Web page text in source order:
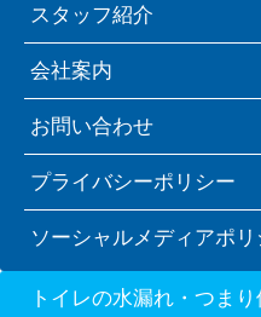
スタッフ紹介
会社案内
お問い合わせ
プライバシーポリシー
ソーシャルメディアポリ
トイレの水漏れ・つまり